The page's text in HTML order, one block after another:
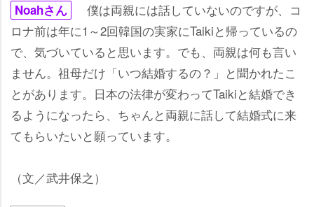
Noahさん
僕は両親には話していないのですが、コ
ロナ前は年に1～2回韓国の実家にTaikiと帰っているの
で、気づいていると思います。でも、両親は何も言い
ません。祖母だけ「いつ結婚するの？」と聞かれたこ
とがあります。日本の法律が変わってTaikiと結婚でき
るようになったら、ちゃんと両親に話して結婚式に来
てもらいたいと願っています。
（文／武井保之）